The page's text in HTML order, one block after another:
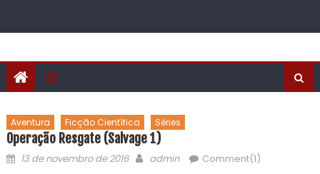
Aventura Ficção Científica Séries
Operação Resgate (Salvage 1)
13 de novembro de 2016 admin Comment(1)